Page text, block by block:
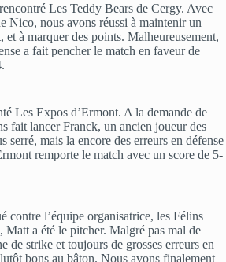
Les Teddy Bears de Cergy. Avec
Nico, nous avons réussi à maintenir un
et à marquer des points. Malheureusement,
a fait pencher le match en faveur de
Les Expos d’Ermont. A la demande de
fait lancer Franck, un ancien joueur des
serré, mais la encore des erreurs en défense
remporte le match avec un score de 5-
contre l’équipe organisatrice, les Félins
Matt a été le pitcher. Malgré pas mal de
de strike et toujours de grosses erreurs en
bons au bâton. Nous avons finalement